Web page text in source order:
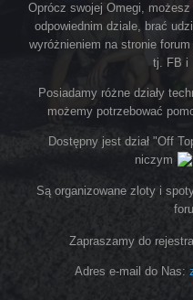
Oprócz swojej Omegi,
odpowiednim dziale, brać
wyróżnieniem na stronie
tj. FB i
Posiadamy różne działy
możemy potrzebować
Dostępny jest dział "Off
niczym
Są organizowane zloty i
Zapraszamy do
Adres e-mail do Nas: